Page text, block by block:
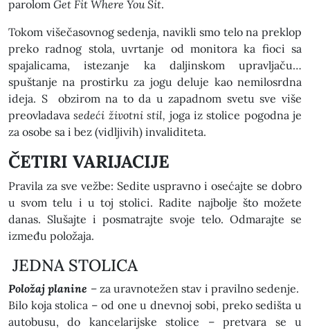
parolom Get Fit Where You Sit.
Tokom višečasovnog sedenja, navikli smo telo na preklop
preko radnog stola, uvrtanje od monitora ka fioci sa
spajalicama, istezanje ka daljinskom upravljaču…
spuštanje na prostirku za jogu deluje kao nemilosrdna
ideja. S obzirom na to da u zapadnom svetu sve više
preovladavasedeći životni stil, joga iz stolice pogodna je
za osobe sa i bez (vidljivih) invaliditeta.
ČETIRI VARIJACIJE
Pravila za sve vežbe: Sedite uspravno i osećajte se dobro
u svom telu i u toj stolici. Radite najbolje što možete
danas. Slušajte i posmatrajte svoje telo. Odmarajte se
između položaja.
JEDNA STOLICA
Položaj planine – za uravnotežen stav i pravilno sedenje.
Bilo koja stolica – od one u dnevnoj sobi, preko sedišta u
autobusu, do kancelarijske stolice – pretvara se u